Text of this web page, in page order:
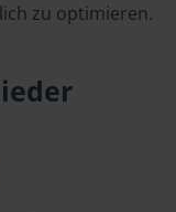
zu optimieren.